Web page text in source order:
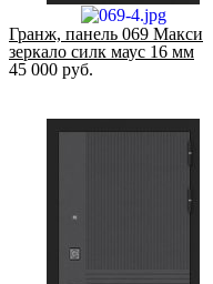
Гранж, панель 069 Макси
зеркало силк маус 16 мм
45 000 руб.